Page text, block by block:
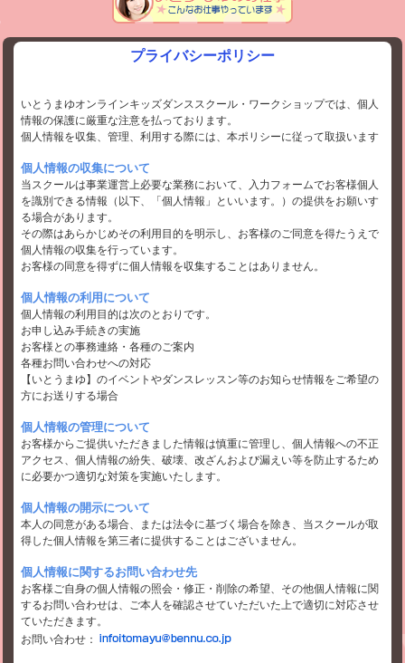
プライバシーポリシー
いとうまゆオンラインキッズダンススクール・ワークショップでは、個人
情報の保護に厳重な注意を払っております。
個人情報を収集、管理、利用する際には、本ポリシーに従って取扱います
個人情報の収集について
当スクールは事業運営上必要な業務において、入力フォームでお客様個人
を識別できる情報（以下、「個人情報」といいます。）の提供をお願いす
る場合があります。
その際はあらかじめその利用目的を明示し、お客様のご同意を得たうえで
個人情報の収集を行っています。
お客様の同意を得ずに個人情報を収集することはありません。
個人情報の利用について
個人情報の利用目的は次のとおりです。
お申し込み手続きの実施
お客様との事務連絡・各種のご案内
各種お問い合わせへの対応
【いとうまゆ】のイベントやダンスレッスン等のお知らせ情報をご希望の
方にお送りする場合
個人情報の管理について
お客様からご提供いただきました情報は慎重に管理し、個人情報への不正
アクセス、個人情報の紛失、破壊、改ざんおよび漏えい等を防止するため
に必要かつ適切な対策を実施いたします。
個人情報の開示について
本人の同意がある場合、または法令に基づく場合を除き、当スクールが取
得した個人情報を第三者に提供することはございません。
個人情報に関するお問い合わせ先
お客様ご自身の個人情報の照会・修正・削除の希望、その他個人情報に関
するお問い合わせは、ご本人を確認させていただいた上で適切に対応させ
ていただきます。
お問い合わせ：